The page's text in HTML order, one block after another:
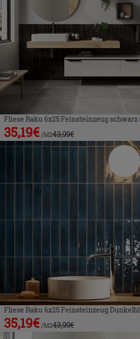
Fliese Raku 6x25 Feinsteinzeug schwarz
35,19€ /M243,99€
Fliese Raku 6x25 Feinsteinzeug
35,19€ /M243,99€